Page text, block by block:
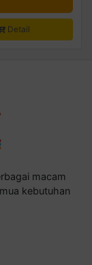
Detail
macam
kebutuhan